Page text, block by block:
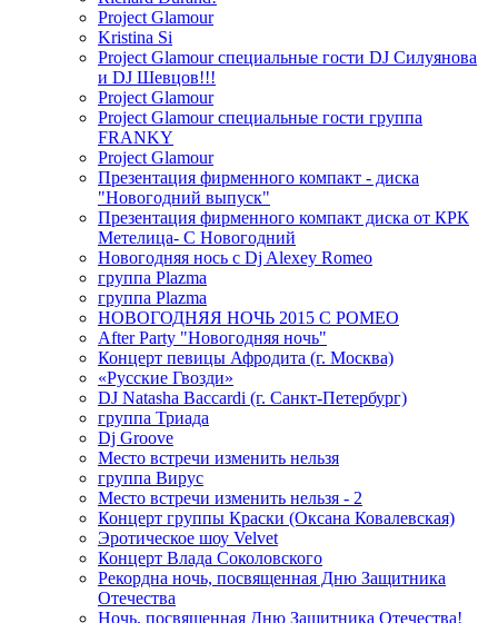
Project Glamour
Kristina Si
Project Glamour специальные гости DJ Силуянова
и DJ Шевцов!!!
Project Glamour
Project Glamour специальные гости группа
FRANKY
Project Glamour
Презентация фирменного компакт - диска
"Новогодний выпуск"
Презентация фирменного компакт диска от КРК
Метелица- С Новогодний
Новогодняя нось с Dj Alexey Romeo
группа Plazma
группа Plazma
НОВОГОДНЯЯ НОЧЬ 2015 C РОМЕО
After Party "Новогодняя ночь"
Концерт певицы Афродита (г. Москва)
«Русские Гвозди»
DJ Natasha Baccardi (г. Санкт-Петербург)
группа Триада
Dj Groove
Место встречи изменить нельзя
группа Вирус
Место встречи изменить нельзя - 2
Концерт группы Краски (Оксана Ковалевская)
Эротическое шоу Velvet
Концерт Влада Соколовского
Рекордна ночь, посвященная Дню Защитника
Отечества
Ночь, посвященная Дню Защитника Отечества!